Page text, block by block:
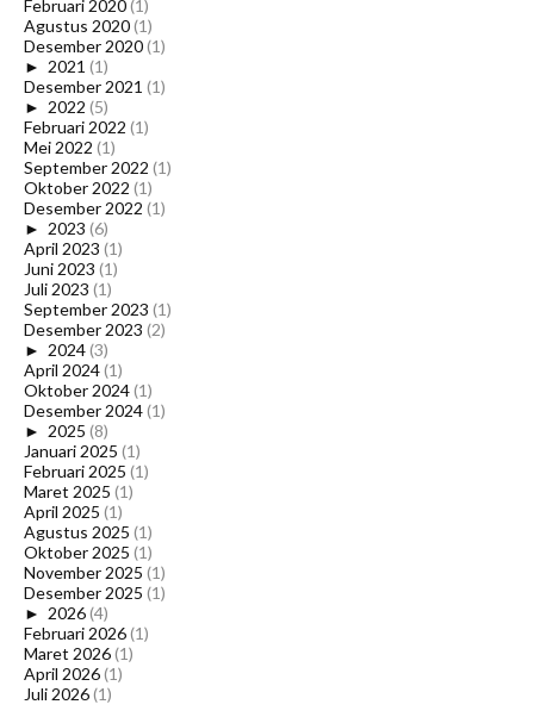
Februari 2020(1)
Agustus 2020(1)
Desember 2020(1)
► 2021 (1)
Desember 2021 (1)
► 2022 (5)
Februari 2022 (1)
Mei 2022 (1)
September 2022 (1)
Oktober 2022 (1)
Desember 2022 (1)
► 2023 (6)
April 2023 (1)
Juni 2023 (1)
Juli 2023 (1)
September 2023 (1)
Desember 2023 (2)
► 2024(3)
April 2024(1)
Oktober 2024(1)
Desember 2024(1)
► 2025 (8)
Januari 2025 (1)
Februari 2025 (1)
Maret 2025 (1)
April 2025 (1)
Agustus 2025 (1)
Oktober 2025 (1)
November 2025 (1)
Desember 2025 (1)
► 2026(4)
Februari 2026(1)
Maret 2026(1)
April 2026(1)
Juli 2026(1)